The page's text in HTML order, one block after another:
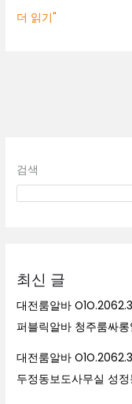
바
더 읽기"
검색
최신 글
대전룸알바
퍼블릭알바 청주룸싸
대전룸알바
두정동보도사무실 성